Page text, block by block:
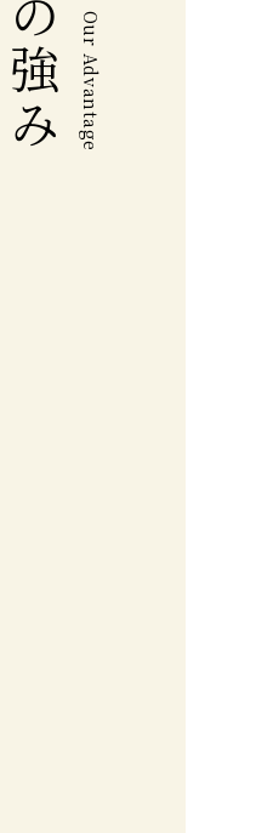
Our Advantage